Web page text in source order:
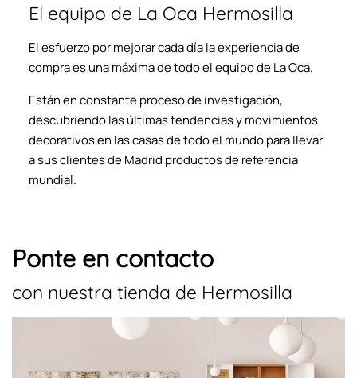
El equipo de La Oca Hermosilla
El esfuerzo por mejorar cada día la experiencia de
compra es una máxima de todo el equipo de La Oca.
Están en constante proceso de investigación,
descubriendo las últimas tendencias y movimientos
decorativos en las casas de todo el mundo para llevar
a sus clientes de Madrid productos de referencia
mundial.
Ponte en contacto
con nuestra tienda de Hermosilla